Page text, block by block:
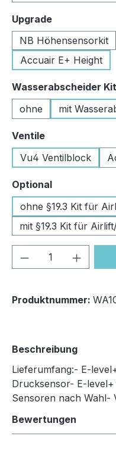
Upgradeauswählen
NB Höhensensorkit
Accuair E+ Height
Wasserabscheider Kit
ohne
mit
Ventileauswählen
Vu4 Ventilblock
Optionalauswählen
ohne §19.3 Kit für
mit §19.3 Kit für
Produkt
Produktnummer:
Beschreibung
Lieferumfang:- E-
Drucksensor- E-
Sensoren nach Wahl-
Bewertungen